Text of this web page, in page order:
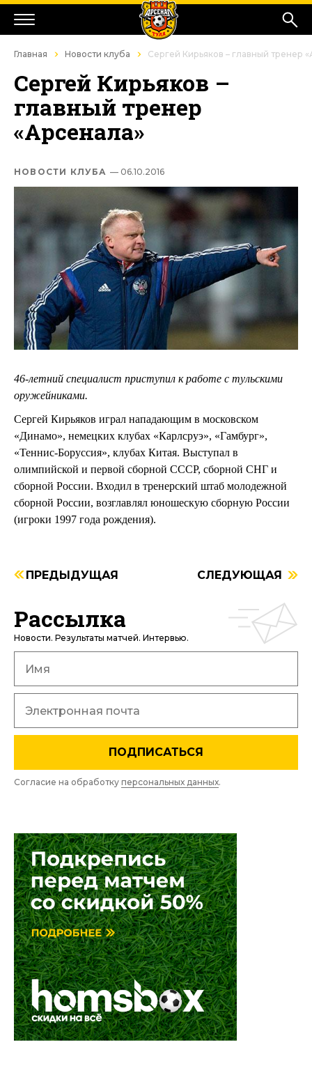
Главная Новости клуба Сергей Кирьяков – главный тренер
Сергей Кирьяков –
главный тренер
«Арсенала»
НОВОСТИ КЛУБА — 06.10.2016
46-летний специалист приступил к работе с тульскими
оружейниками.
Сергей Кирьяков играл нападающим в московском
«Динамо», немецких клубах «Карлсруэ», «Гамбург»,
«Теннис-Боруссия», клубах Китая. Выступал в
олимпийской и первой сборной СССР, сборной СНГ и
сборной России. Входил в тренерский штаб молодежной
сборной России, возглавлял юношескую сборную России
(игроки 1997 года рождения).
ПРЕДЫДУЩАЯ СЛЕДУЮЩАЯ
Рассылка
Новости. Результаты матчей. Интервью.
ПОДПИСАТЬСЯ
Согласие на обработку персональных данных.